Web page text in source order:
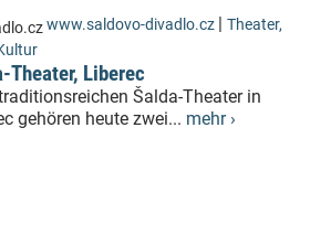
www.saldovo-divadlo.cz | Theater,
Theater, Liberec
Šalda-Theater in
gehören heute zwei... mehr ›